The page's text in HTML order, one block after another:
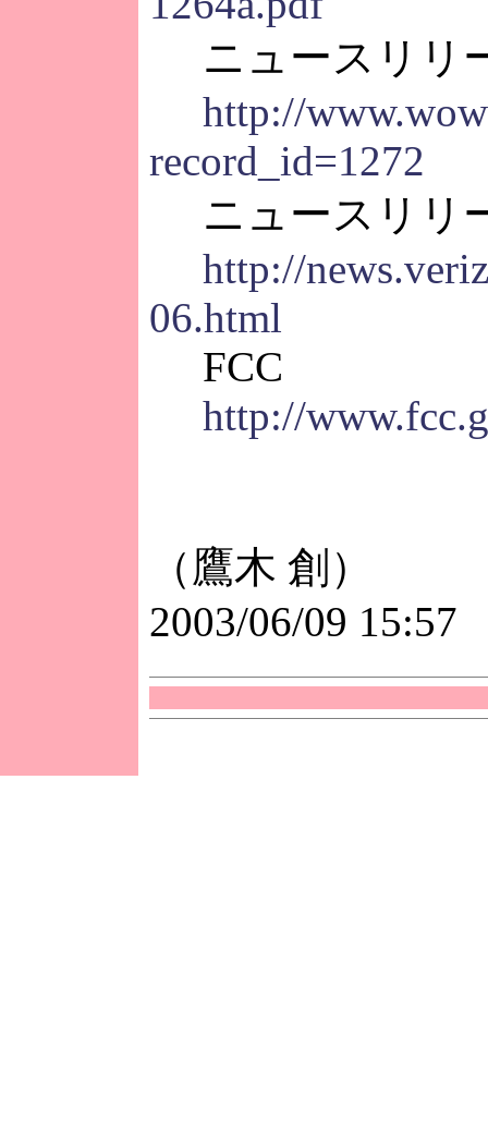
ニュースリリ
http://
record_id=1272
ニュースリリ
http://
06.html
FCC
http://
（鷹木 創）
2003/06/09 15:57